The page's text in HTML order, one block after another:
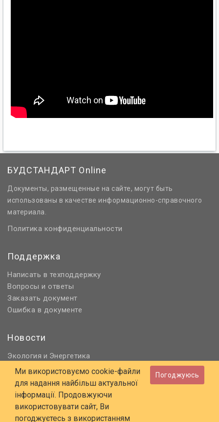
БУДСТАНДАРТ Online
Документы, размещенные на сайте, могут быть
использованы в качестве информационно-справочного
материала.
Политика конфиденциальности
Поддержка
Написать в техподдержку
Вопросы и ответы
Заказать документ
Ошибка в документе
Новости
Экология и Энергетика
Нормативное регулирование
Строительство и проектирование
Охрана труда и ПБ
© 2006 - 2026 Все права защищены
Ми використовуємо cookie-файли
для надання найбільш актуальної
інформації. Продовжуючи
використовувати сайт, Ви
погоджуєтесь з використанням
Погоджуюсь